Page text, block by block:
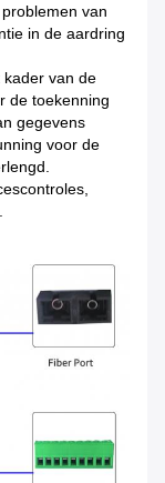
van
in de aardring
kader van de
de toekenning
gegevens
voor de